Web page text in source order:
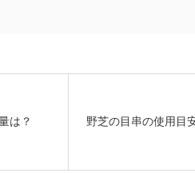
は？ 野芝の目串の使用目